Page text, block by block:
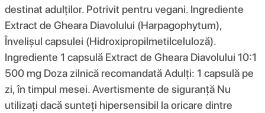
destinat adulților. Potrivit pentru vegani. Ingrediente
Extract de Gheara Diavolului (Harpagophytum),
Învelișul capsulei (Hidroxipropilmetilceluloză).
Ingrediente 1 capsulă Extract de Gheara Diavolului 10:1
500 mg Doza zilnică recomandată Adulți: 1 capsulă pe
zi, în timpul mesei. Avertismente de siguranță Nu
utilizați dacă sunteți hipersensibil la oricare dintre